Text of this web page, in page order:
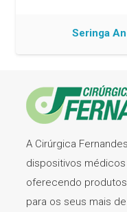
Seringa
A Cirúrgica
dispositivos
oferecendo
para os seus mais